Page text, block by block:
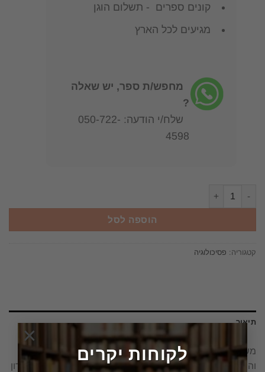
לקוחות יקרים
×
קונים ספרים - תשלום הוגן
מגיעים לכל הארץ
מחפש/ת ספר, יש שאלה
?
שלח/י הודעה: 050-722-
4598
הוספה לסל
קטגוריה: פסיכולוגיה
תיאור
משפחות חדשות , תסריטים ישנים מדריך לשפת הטראומה
וההתקשרות במשפחות מאמצות – קרוליין ארצ'ר וכריסטין גורדון